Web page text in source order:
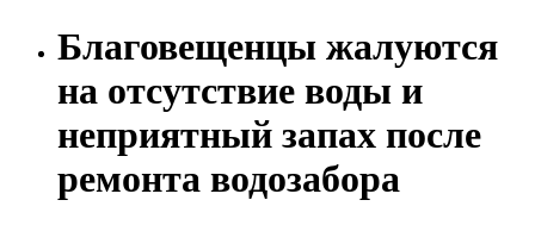
Благовещенцы жалуются
на отсутствие воды и
неприятный запах после
ремонта водозабора